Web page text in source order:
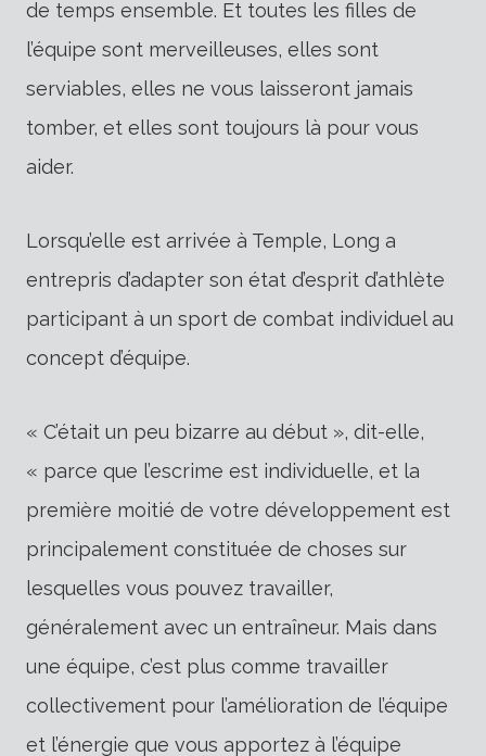
de temps ensemble. Et toutes les filles de
l’équipe sont merveilleuses, elles sont
serviables, elles ne vous laisseront jamais
tomber, et elles sont toujours là pour vous
aider.
Lorsqu’elle est arrivée à Temple, Long a
entrepris d’adapter son état d’esprit d’athlète
participant à un sport de combat individuel au
concept d’équipe.
« C’était un peu bizarre au début », dit-elle,
« parce que l’escrime est individuelle, et la
première moitié de votre développement est
principalement constituée de choses sur
lesquelles vous pouvez travailler,
généralement avec un entraîneur. Mais dans
une équipe, c’est plus comme travailler
collectivement pour l’amélioration de l’équipe
et l’énergie que vous apportez à l’équipe